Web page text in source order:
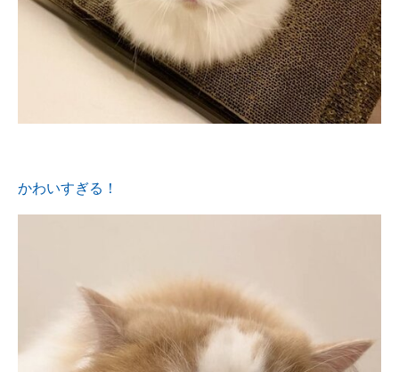
かわいすぎる！